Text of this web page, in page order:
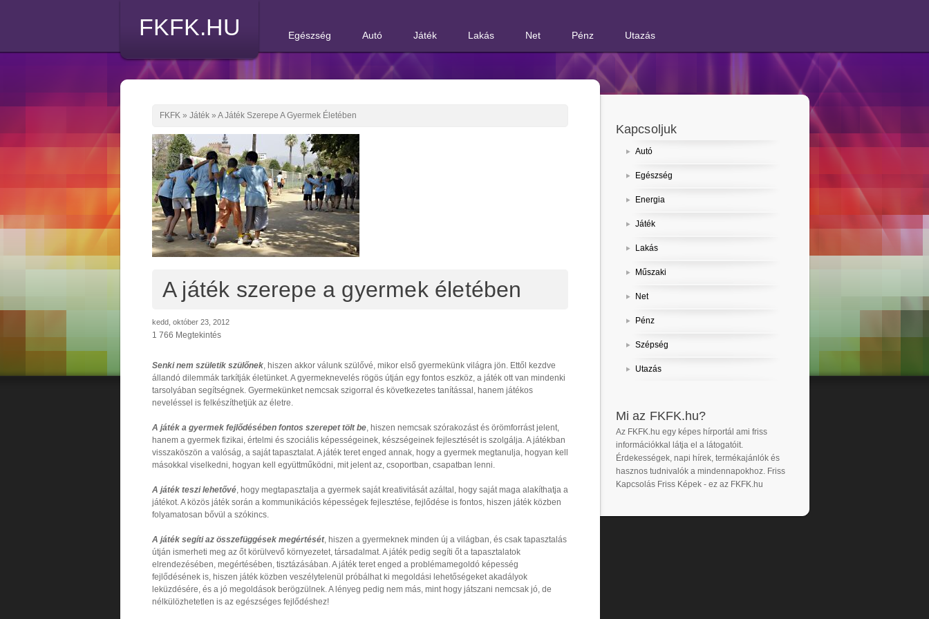
FKFK.HU Egészség Autó Játék Lakás Net Pénz Utazás
FKFK » Játék » A Játék Szerepe A Gyermek Életében
A játék szerepe a gyermek életében
kedd, október 23, 2012
1 766 Megtekintés
Senki nem születik szülőnek, hiszen akkor válunk szülővé, mikor első gyermekünk világra jön. Ettől kezdve
állandó dilemmák tarkítják életünket. A gyermeknevelés rögös útján egy fontos eszköz, a játék ott van mindenki
tarsolyában segítségnek. Gyermekünket nemcsak szigorral és következetes tanítással, hanem játékos
neveléssel is felkészíthetjük az életre.
A játék a gyermek fejlődésében fontos szerepet tölt be, hiszen nemcsak szórakozást és örömforrást jelent,
hanem a gyermek fizikai, értelmi és szociális képességeinek, készségeinek fejlesztését is szolgálja. A játékban
visszaköszön a valóság, a saját tapasztalat. A játék teret enged annak, hogy a gyermek megtanulja, hogyan kell
másokkal viselkedni, hogyan kell együttműködni, mit jelent az, csoportban, csapatban lenni.
A játék teszi lehetővé, hogy megtapasztalja a gyermek saját kreativitását azáltal, hogy saját maga alakíthatja a
játékot. A közös játék során a kommunikációs képességek fejlesztése, fejlődése is fontos, hiszen játék közben
folyamatosan bővül a szókincs.
A játék segíti az összefüggések megértését, hiszen a gyermeknek minden új a világban, és csak tapasztalás
útján ismerheti meg az őt körülvevő környezetet, társadalmat. A játék pedig segíti őt a tapasztalatok
elrendezésében, megértésében, tisztázásában. A játék teret enged a problémamegoldó képesség
fejlődésének is, hiszen játék közben veszélytelenül próbálhat ki megoldási lehetőségeket akadályok
leküzdésére, és a jó megoldások berögzülnek. A lényeg pedig nem más, mint hogy játszani nemcsak jó, de
nélkülözhetetlen is az egészséges fejlődéshez!
Kapcsoljuk
Autó
Egészség
Energia
Játék
Lakás
Műszaki
Net
Pénz
Szépség
Utazás
Mi az FKFK.hu?
Az FKFK.hu egy képes hírportál ami friss
információkkal látja el a látogatóit.
Érdekességek, napi hírek, termékajánlók és
hasznos tudnivalók a mindennapokhoz. Friss
Kapcsolás Friss Képek - ez az FKFK.hu